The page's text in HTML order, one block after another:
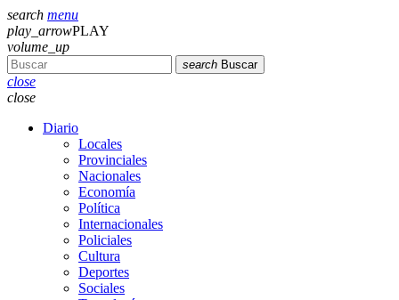
search menu
play_arrowPLAY
volume_up
search Buscar
close
close
Diario
Locales
Provinciales
Nacionales
Economía
Política
Internacionales
Policiales
Cultura
Deportes
Sociales